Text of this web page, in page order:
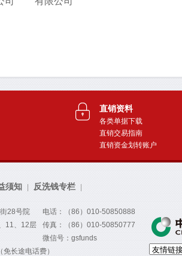
直销资料
各类单据下载
直销交易指南
直销资金划转账户
须知 反洗钱专栏
28号院
11、12层
电话：（86）010-50850888
传真：（86）010-50850777
微信号：gsfunds
长途电话费）